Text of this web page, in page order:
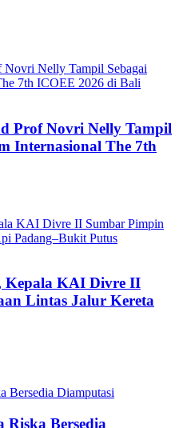
Prof Novri Nelly Tampil
Internasional The 7th
Kepala KAI Divre II
Lintas Jalur Kereta
Bersedia